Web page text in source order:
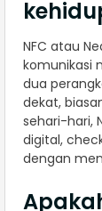
NFC atau
komunikasi
dua
dekat,
sehari-hari,
digital,
dengan